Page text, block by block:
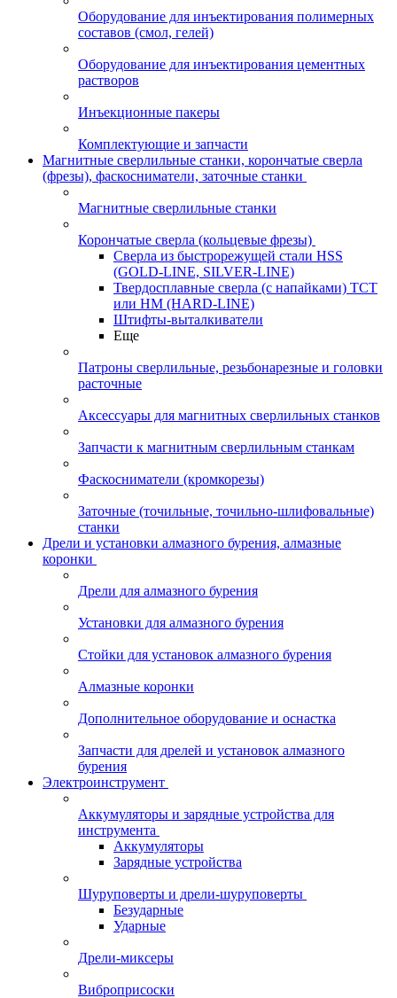
Оборудование для инъектирования полимерных
составов (смол, гелей)
Оборудование для инъектирования цементных
растворов
Инъекционные пакеры
Комплектующие и запчасти
Магнитные сверлильные станки, корончатые сверла
(фрезы), фаскосниматели, заточные станки
Магнитные сверлильные станки
Корончатые сверла (кольцевые фрезы)
Сверла из быстрорежущей стали HSS
(GOLD-LINE, SILVER-LINE)
Твердосплавные сверла (с напайками) ТСТ
или HM (HARD-LINE)
Штифты-выталкиватели
Еще
Патроны сверлильные, резьбонарезные и головки
расточные
Аксессуары для магнитных сверлильных станков
Запчасти к магнитным сверлильным станкам
Фаскосниматели (кромкорезы)
Заточные (точильные, точильно-шлифовальные)
станки
Дрели и установки алмазного бурения, алмазные
коронки
Дрели для алмазного бурения
Установки для алмазного бурения
Стойки для установок алмазного бурения
Алмазные коронки
Дополнительное оборудование и оснастка
Запчасти для дрелей и установок алмазного
бурения
Электроинструмент
Аккумуляторы и зарядные устройства для
инструмента
Аккумуляторы
Зарядные устройства
Шуруповерты и дрели-шуруповерты
Безударные
Ударные
Дрели-миксеры
Виброприсоски